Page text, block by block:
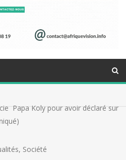
Papa Koly pour avoir déclaré sur
, Société